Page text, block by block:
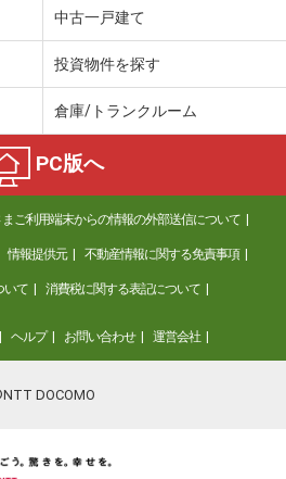
2,890万円
4,980万円
福岡県福岡市城南区田島１
91.98m²
3SLDK
２
2,880万円
福岡県福岡市中央区大宮２
64.1m²
３
中古一戸建て
投資物件を探す
倉庫/トランクルーム
PC版へ
まご利用端末からの情報の外部送信について
情報提供元 不動産情報に関する免責事項
いて 消費税に関する表記について
ヘルプ お問い合わせ 運営会社
DOCOMO